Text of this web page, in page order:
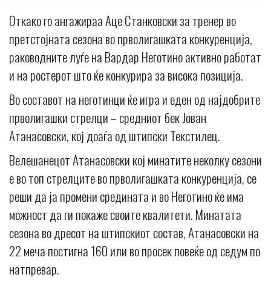
Откако го ангажираа Аце Станковски за тренер во
претстојната сезона во прволигашката конкуренција,
раководните луѓе на Вардар Неготино активно работат
и на ростерот што ќе конкурира за висока позиција.
Во составот на неготинци ќе игра и еден од најдобрите
прволигашки стрелци – средниот бек Јован
Атанасовски, кој доаѓа од штипски Текстилец.
Велешанецот Атанасовски кој минатите неколку сезони
е во топ стрелците во прволигашката конкуренција, се
реши да ја промени средината и во Неготино ќе има
можност да ги покаже своите квалитети. Минатата
сезона во дресот на штипскиот состав, Атанасовски на
22 меча постигна 160 или во просек повеќе од седум по
натпревар.